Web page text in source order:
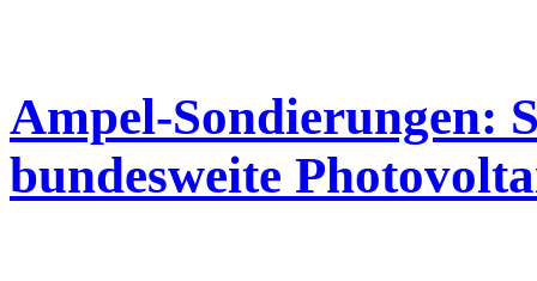
Ampel-Sondierungen:
bundesweite